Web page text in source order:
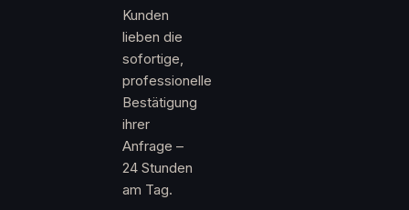
Kunden
lieben die
sofortige,
professionelle
Bestätigung
ihrer
Anfrage –
24 Stunden
am Tag.